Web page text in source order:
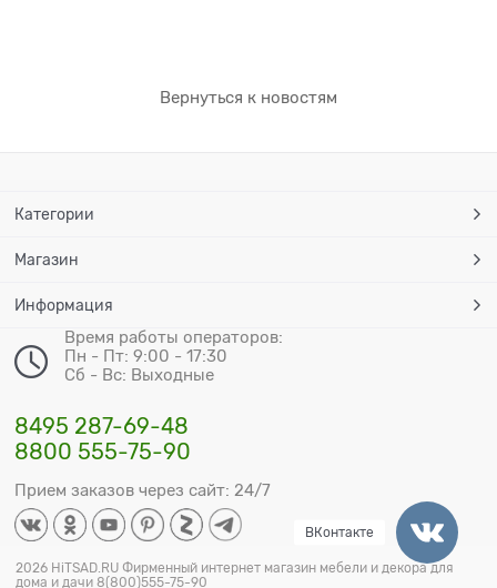
Вернуться к новостям
Категории
Магазин
Информация
Время работы операторов:
Пн - Пт: 9:00 - 17:30
Сб - Вс: Выходные
8495 287-69-48
8800 555-75-90
Прием заказов через сайт: 24/7
2026 HiTSAD.RU Фирменный интернет магазин мебели и декора для
дома и дачи 8(800)555-75-90
ВКонтакте